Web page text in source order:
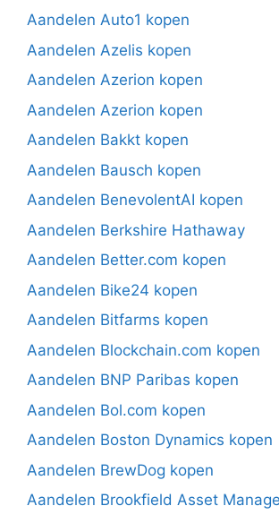
Aandelen Auto1 kopen
Aandelen Azelis kopen
Aandelen Azerion kopen
Aandelen Azerion kopen
Aandelen Bakkt kopen
Aandelen Bausch kopen
Aandelen BenevolentAI kopen
Aandelen Berkshire Hathaway
Aandelen Better.com kopen
Aandelen Bike24 kopen
Aandelen Bitfarms kopen
Aandelen Blockchain.com kopen
Aandelen BNP Paribas kopen
Aandelen Bol.com kopen
Aandelen Boston Dynamics kopen
Aandelen BrewDog kopen
Aandelen Brookfield Asset